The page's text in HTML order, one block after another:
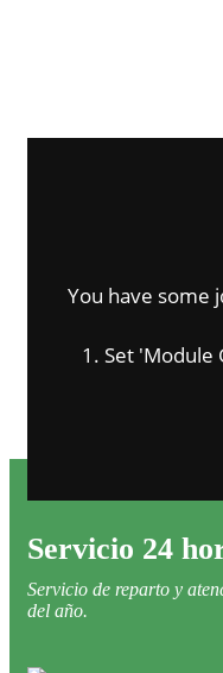
You have some
1. Set 'Module
Servicio 24
Servicio de reparto y
del año.